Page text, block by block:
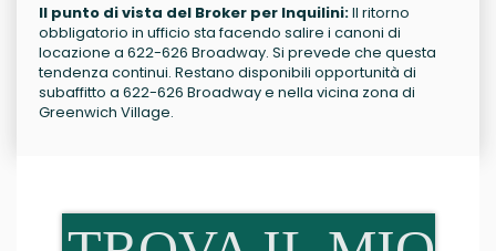
Il punto di vista del Broker per Inquilini:Il ritorno
obbligatorio in ufficio sta facendo salire i canoni di
locazione a 622-626 Broadway. Si prevede che questa
tendenza continui. Restano disponibili opportunità di
subaffitto a 622-626 Broadway e nella vicina zona di
Greenwich Village.